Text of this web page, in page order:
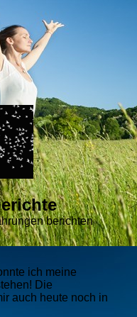
berichten
ich meine
Die
auch heute noch in